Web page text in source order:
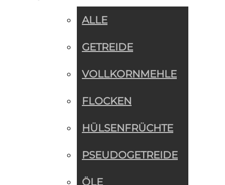
ALLE
GETREIDE
VOLLKORNMEHLE
FLOCKEN
HÜLSENFRÜCHTE
PSEUDOGETREIDE
ÖLE